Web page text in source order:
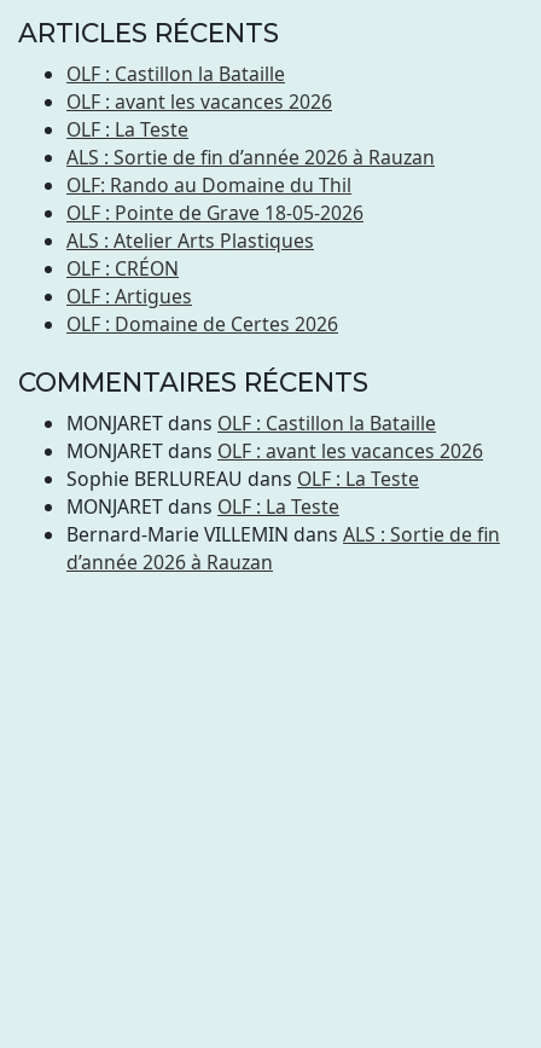
ARTICLES RÉCENTS
OLF : Castillon la Bataille
OLF : avant les vacances 2026
OLF : La Teste
ALS : Sortie de fin d’année 2026 à Rauzan
OLF: Rando au Domaine du Thil
OLF : Pointe de Grave 18-05-2026
ALS : Atelier Arts Plastiques
OLF : CRÉON
OLF : Artigues
OLF : Domaine de Certes 2026
COMMENTAIRES RÉCENTS
MONJARETdans OLF : Castillon la Bataille
MONJARETdans OLF : avant les vacances 2026
Sophie BERLUREAU dans OLF : La Teste
MONJARETdans OLF : La Teste
Bernard-Marie VILLEMIN dans ALS : Sortie de fin
d’année 2026 à Rauzan